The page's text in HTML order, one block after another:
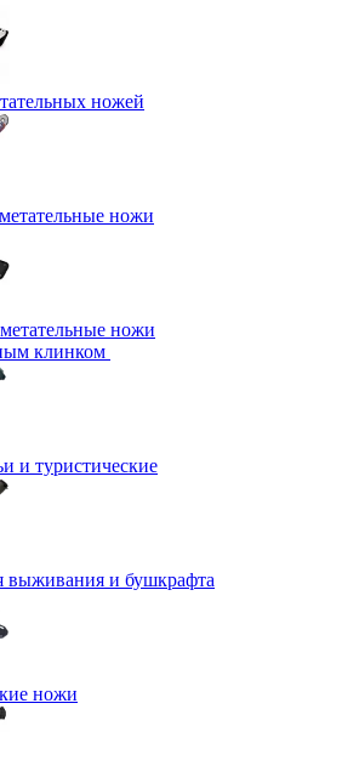
ножей
ножи
ножи
клинком
и туристические
выживания и бушкрафта
ножи